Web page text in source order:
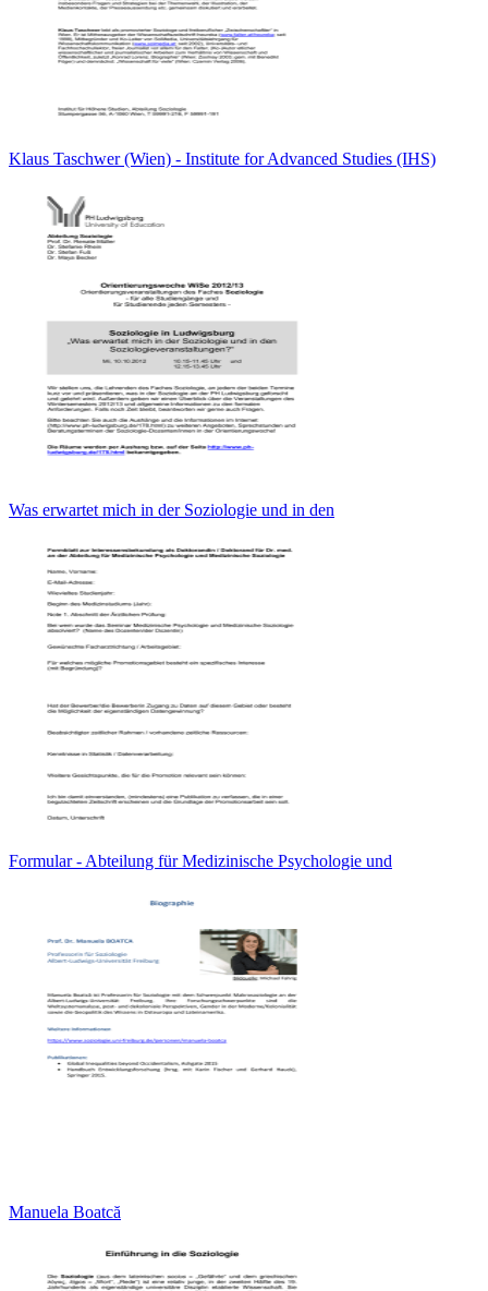
Klaus Taschwer (Wien) - Institute for Advanced Studies (IHS)
Was erwartet mich in der Soziologie und in den
Formular - Abteilung für Medizinische Psychologie und
Manuela Boatcă